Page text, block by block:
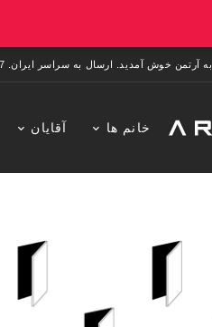
به آرتمن خوش آمدید. ارسال به سراسر ایران. 7 روز فرصت تست در منزل. 1 سال خدمات پس از فروش.
خانم ها آقایان